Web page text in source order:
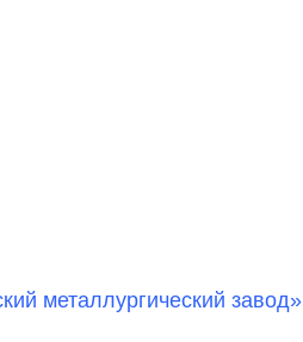
металлургический завод»